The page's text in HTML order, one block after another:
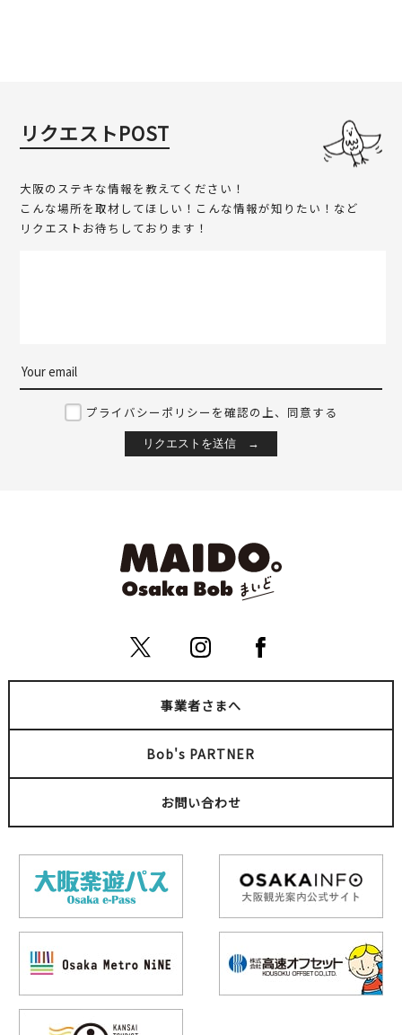
リクエストPOST
大阪のステキな情報を教えてください！
こんな場所を取材してほしい！こんな情報が知りたい！など
リクエストお待ちしております！
プライバシーポリシーを確認の上、同意する
事業者さまへ
Bob's PARTNER
お問い合わせ